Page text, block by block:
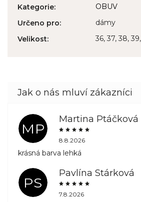
Kategorie:
OBUV
Určeno pro:
dámy
Velikost: 36, 37, 38,
MP
Martina Ptáčková
8.8.2026
krásná barva lehká
PS
Pavlína Stárková
7.8.2026